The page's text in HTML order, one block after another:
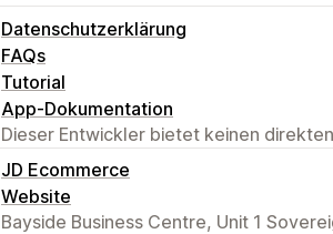
Datenschutzerklärung
FAQs
Tutorial
App-Dokumentation
Dieser Entwickler bietet keinen
JD Ecommerce
Website
Bayside Business Centre, Unit 1